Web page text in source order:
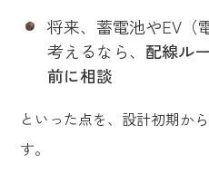
将来、蓄電池やEV（
考えるなら、 配線ル
前に相談
といった点を、設計初期か
す。